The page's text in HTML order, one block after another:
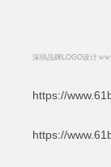
深圳品牌 LOGO设计
https://
https://